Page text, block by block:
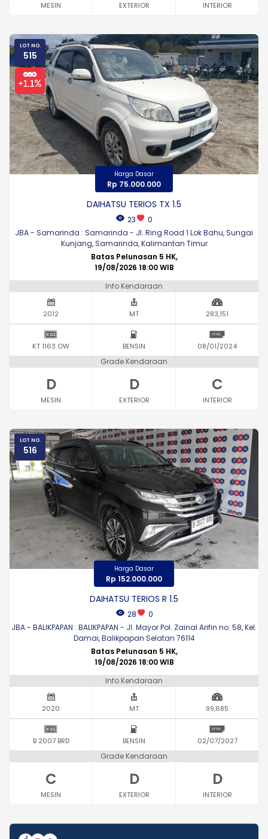
MESIN EXTERIOR INTERIOR
LOT NO.
515
Harga Dasar
Rp 75.000.000
DAIHATSU TERIOS TX 1.5
23
0
JBA - Samarinda : Samarinda - Jl. Ring Road 1 Lok Bahu, Sungai
Kunjang, Samarinda, Kalimantan Timur
Batas Pelunasan 5 HK,
19/08/2026 18:00 WIB
Info Kendaraan
2012 MT 283,151
KT 1163 OW BENSIN 08/01/2024
Grade Kendaraan
D
MESIN
D
EXTERIOR
C
INTERIOR
LOT NO.
516
Harga Dasar
Rp 152.000.000
DAIHATSU TERIOS R 1.5
28
0
JBA - BALIKPAPAN : BALIKPAPAN - Jl. Mayor Pol. Zainal Arifin no. 58, Kel.
Damai, Balikpapan Selatan 76114
Batas Pelunasan 5 HK,
19/08/2026 18:00 WIB
Info Kendaraan
2020 MT 99,685
B 2007 BRD BENSIN 02/07/2027
Grade Kendaraan
C
MESIN
D
EXTERIOR
D
INTERIOR